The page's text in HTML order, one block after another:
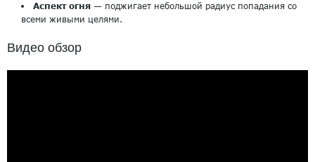
Аспект огня — поджигает небольшой радиус попадания со
всеми живыми целями.
Видео обзор